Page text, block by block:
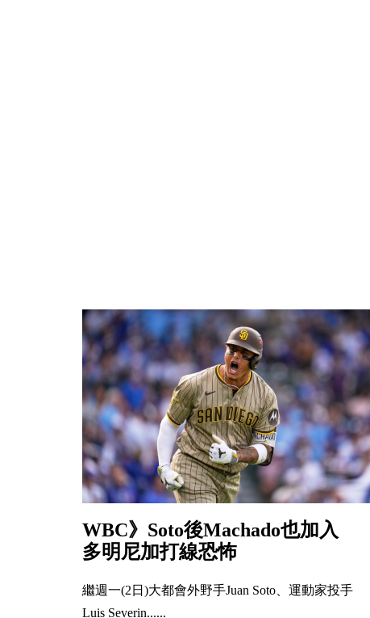
WBC》Soto後Machado也加入
多明尼加打線恐怖
繼週一(2日)大都會外野手Juan Soto、運動家投手
Luis Severin......